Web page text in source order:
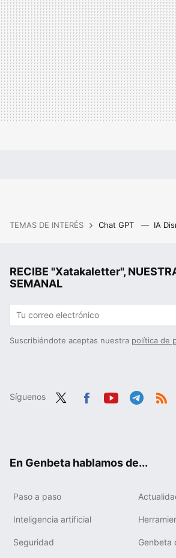
TEMAS DE INTERÉS Chat GPT IA
RECIBE "Xatakaletter",
SEMANAL
Suscribiéndote aceptas nuestra política de
Síguenos
En Genbeta hablamos de...
Paso a paso
Inteligencia artificial
Seguridad Genbeta